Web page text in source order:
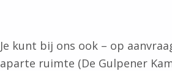
Je kunt bij ons ook – op
aparte ruimte (De Gulpener